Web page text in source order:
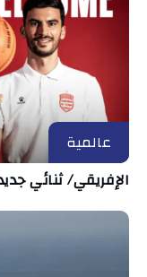
عالمية
الإفريقي/ ثنائي